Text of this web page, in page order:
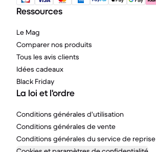
Ressources
Le Mag
Comparer nos produits
Tous les avis clients
Idées cadeaux
Black Friday
La loi et l'ordre
Conditions générales d'utilisation
Conditions générales de vente
Conditions générales du service de reprise